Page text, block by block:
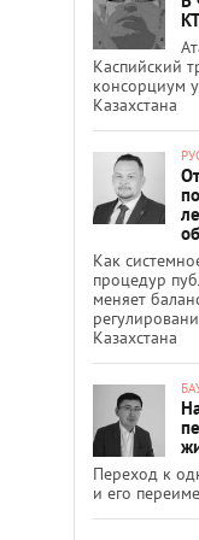
Каспийский
консорциум
Казахстана
Как
процедур
меняет
Казахстана
Переход к
и его